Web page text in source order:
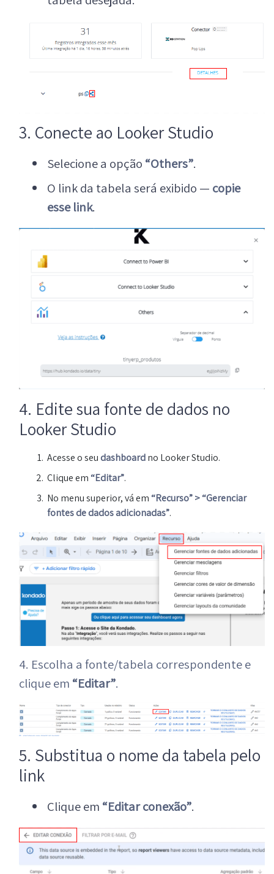
3. Conecte ao Looker Studio
Selecione a opção “Others”.
O link da tabela será exibido — copie
esse link.
4. Edite sua fonte de dados no
Looker Studio
Acesse o seudashboardno Looker Studio.
Clique em“Editar”.
No menu superior, vá em“Recurso” > “Gerenciar
fontes de dados adicionadas”.
4. Escolha a fonte/tabela correspondente e
clique em “Editar”.
5. Substitua o nome da tabela pelo
link
Clique em “Editar conexão”.